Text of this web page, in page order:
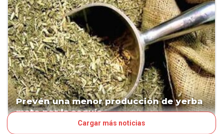
Prevén una menor producción de yerba
mate por la sequía
Cargar más noticias